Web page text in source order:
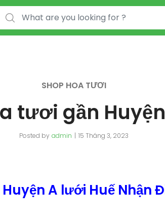
Search for:
SHOP HOA TƯƠI
tươi gần
Posted by admin 15 Tháng 3, 2023
A lưới Huế Nhận